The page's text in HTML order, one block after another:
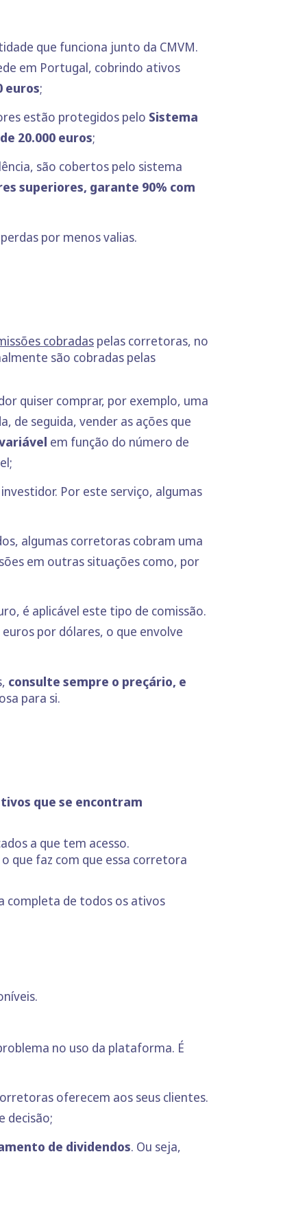
que funciona junto da CMVM.
em Portugal, cobrindo ativos
euros;
estão protegidos pelo Sistema
20.000 euros;
são cobertos pelo sistema
superiores, garante 90% com
por menos valias.
cobradas pelas corretoras, no
são cobradas pelas
quiser comprar, por exemplo, uma
de seguida, vender as ações que
em função do número de
Por este serviço, algumas
algumas corretoras cobram uma
em outras situações como, por
é aplicável este tipo de comissão.
por dólares, o que envolve
consulte sempre o preçário, e
para si.
que se encontram
a que tem acesso.
que faz com que essa corretora
completa de todos os ativos
no uso da plataforma. É
oferecem aos seus clientes.
decisão;
de dividendos. Ou seja,